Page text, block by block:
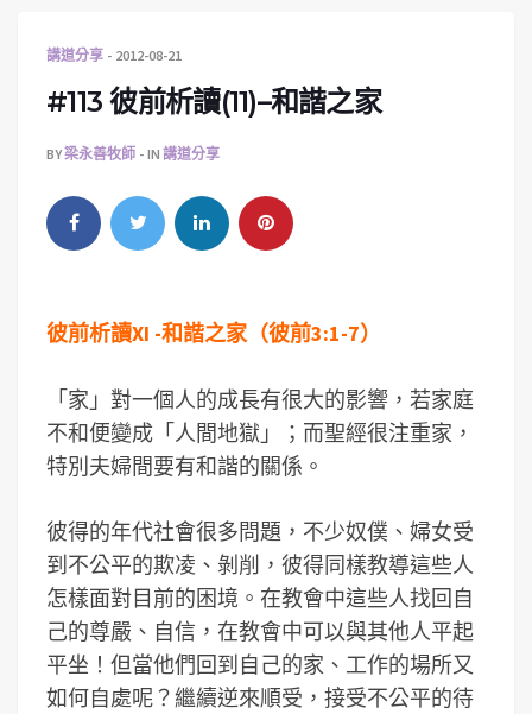
講道分享 2012-08-21
#113 彼前析讀(11)–和諧之家
BY梁永善牧師 IN 講道分享
彼前析讀XI -和諧之家（彼前3:1-7）
「家」對一個人的成長有很大的影響，若家庭
不和便變成「人間地獄」；而聖經很注重家，
特別夫婦間要有和諧的關係。
彼得的年代社會很多問題，不少奴僕、婦女受
到不公平的欺凌、剝削，彼得同樣教導這些人
怎樣面對目前的困境。在教會中這些人找回自
己的尊嚴、自信，在教會中可以與其他人平起
平坐！但當他們回到自己的家、工作的場所又
如何自處呢？繼續逆來順受，接受不公平的待